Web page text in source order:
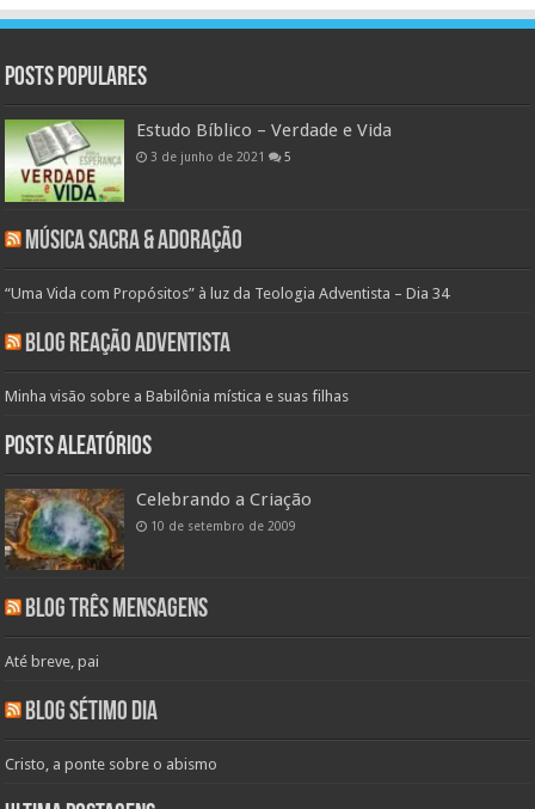
Posts populares
Estudo Bíblico – Verdade e Vida
3 de junho de 2021 5
Música Sacra & Adoração
“Uma Vida com Propósitos” à luz da Teologia Adventista – Dia 34
Blog Reação Adventista
Minha visão sobre a Babilônia mística e suas filhas
Posts aleatórios
Celebrando a Criação
10 de setembro de 2009
Blog Três Mensagens
Até breve, pai
Blog Sétimo Dia
Cristo, a ponte sobre o abismo